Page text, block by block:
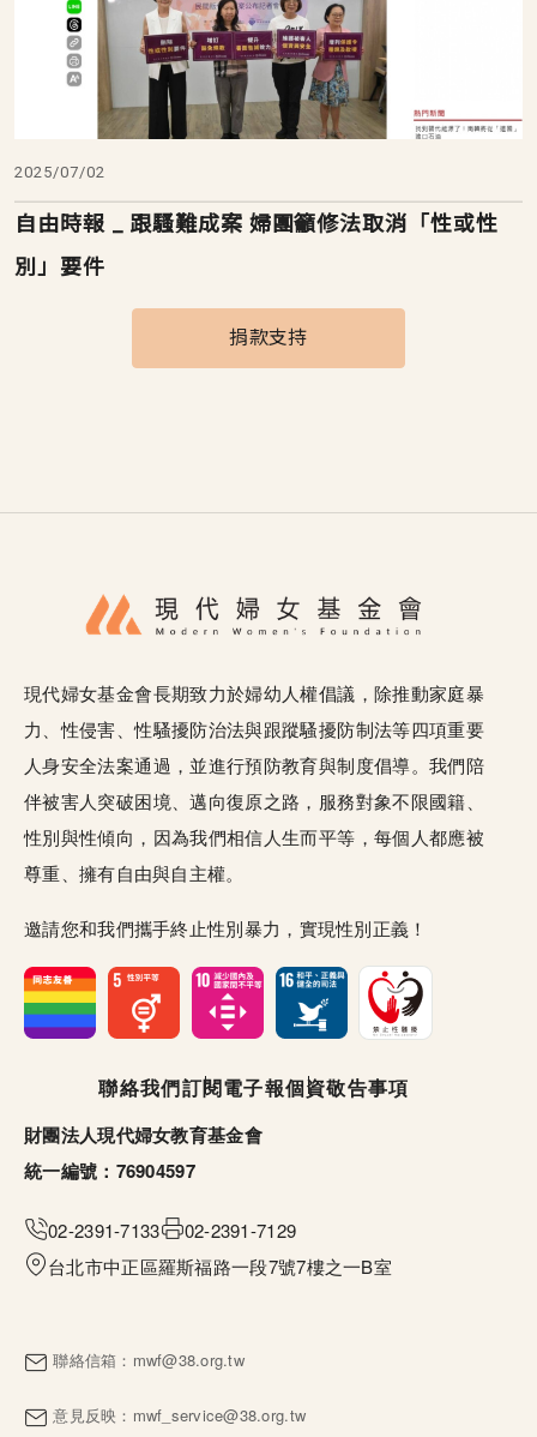
2025/07/02
自由時報 _ 跟騷難成案 婦團籲修法取消「性或性
別」要件
捐款支持
現代婦女基金會長期致力於婦幼人權倡議，除推動家庭暴
力、性侵害、性騷擾防治法與跟蹤騷擾防制法等四項重要
人身安全法案通過，並進行預防教育與制度倡導。我們陪
伴被害人突破困境、邁向復原之路，服務對象不限國籍、
性別與性傾向，因為我們相信人生而平等，每個人都應被
尊重、擁有自由與自主權。
邀請您和我們攜手終止性別暴力，實現性別正義！
聯絡我們訂閱電子報個資敬告事項
財團法人現代婦女教育基金會
統一編號：76904597
02-2391-7133
02-2391-7129
台北市中正區羅斯福路一段7號7樓之一B室
聯絡信箱： mwf@38.org.tw
意見反映： mwf_service@38.org.tw